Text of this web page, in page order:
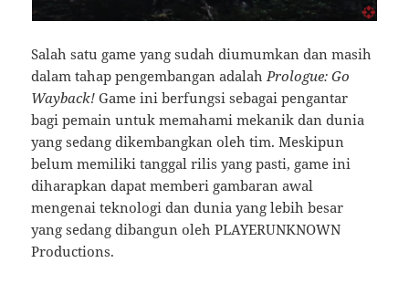
Salah satu game yang sudah diumumkan dan masih
dalam tahap pengembangan adalah Prologue: Go
Wayback! Game ini berfungsi sebagai pengantar
bagi pemain untuk memahami mekanik dan dunia
yang sedang dikembangkan oleh tim. Meskipun
belum memiliki tanggal rilis yang pasti, game ini
diharapkan dapat memberi gambaran awal
mengenai teknologi dan dunia yang lebih besar
yang sedang dibangun oleh PLAYERUNKNOWN
Productions.